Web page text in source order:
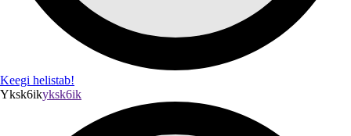
Keegi helistab!
Yksk6ikyksk6ik